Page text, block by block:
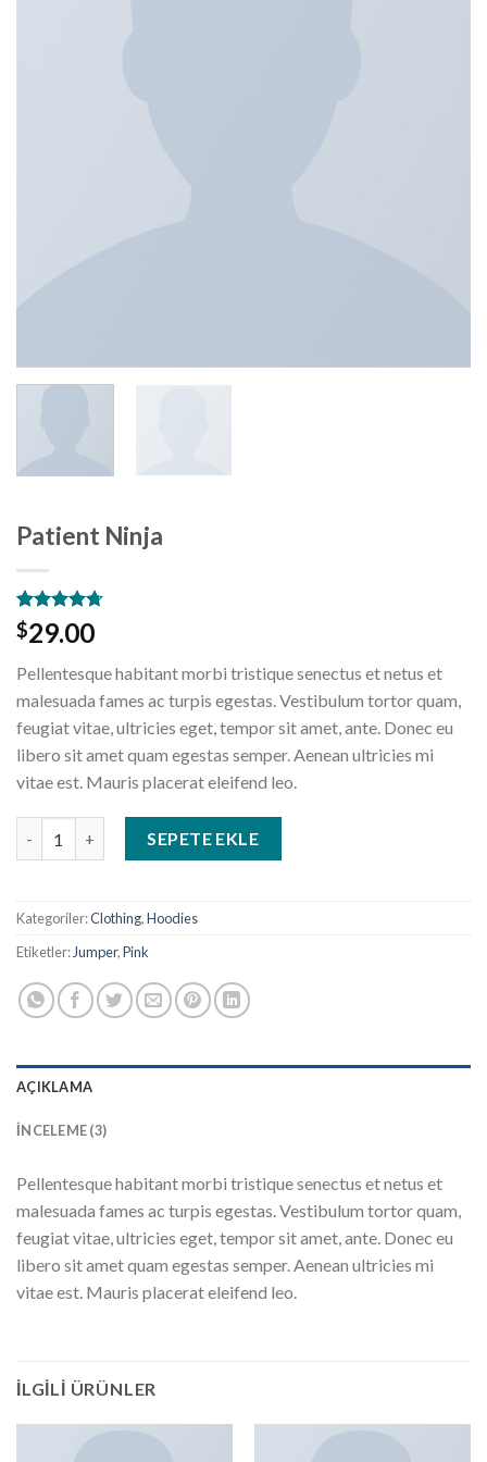
Patient Ninja
3
müşteri
puanına
5
üzerinden
4.67puan
aldı
$29.00
Pellentesque habitant morbi tristique senectus et netus et
malesuada fames ac turpis egestas. Vestibulum tortor quam,
feugiat vitae, ultricies eget, tempor sit amet, ante. Donec eu
libero sit amet quam egestas semper. Aenean ultricies mi
vitae est. Mauris placerat eleifend leo.
SEPETE EKLE
Kategoriler:Clothing,Hoodies
Etiketler:Jumper,Pink
AÇIKLAMA
İNCELEME (3)
Pellentesque habitant morbi tristique senectus et netus et
malesuada fames ac turpis egestas. Vestibulum tortor quam,
feugiat vitae, ultricies eget, tempor sit amet, ante. Donec eu
libero sit amet quam egestas semper. Aenean ultricies mi
vitae est. Mauris placerat eleifend leo.
İLGILI ÜRÜNLER